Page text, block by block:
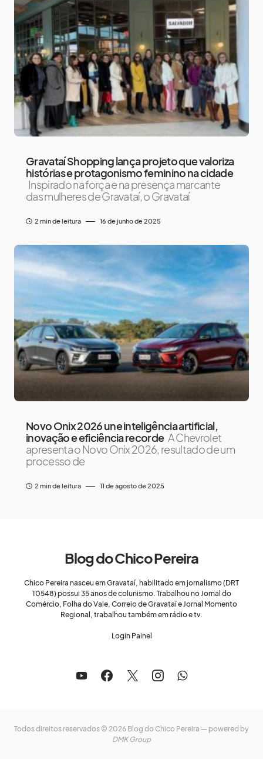
Gravataí Shopping lança projeto que valoriza
histórias e protagonismo feminino na cidade
Inspirado na força e na presença marcante
das mulheres de Gravataí, o Gravataí
2 min de leitura 16 de junho de 2025
Novo Onix 2026 une inteligência artificial,
inovação e eficiência recorde A Chevrolet
apresenta o Novo Onix 2026, resultado de um
processo de
2 min de leitura 11 de agosto de 2025
Blog do Chico Pereira
Chico Pereira nasceu em Gravataí, habilitado em jornalismo (DRT
10548) possui 35 anos de colunismo. Trabalhou no Jornal do
Comércio, Folha do Vale, Correio de Gravataí e Jornal Momento
Regional, trabalhou também em rádio e tv.
Login Painel
Todos direitos reservados © 2026 Blog do Chico Pereira — powered by
DMK Group